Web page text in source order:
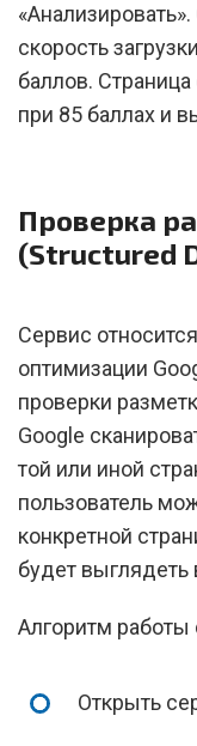
скорость
баллов.
при 85 баллах и
Проверка
(Structured
Сервис
оптимизации
проверки
Google
той или иной
пользователь
конкретной
будет выглядеть
Алгоритм
Открыть